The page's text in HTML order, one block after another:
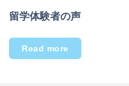
留学体験者の声
Read more